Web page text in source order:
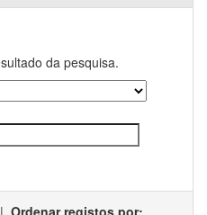
da pesquisa.
| Ordenar registos por: